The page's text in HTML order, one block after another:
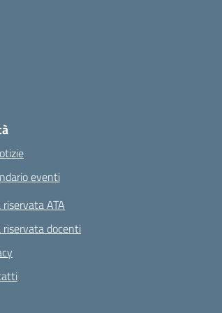
eventi
ATA
riservata docenti